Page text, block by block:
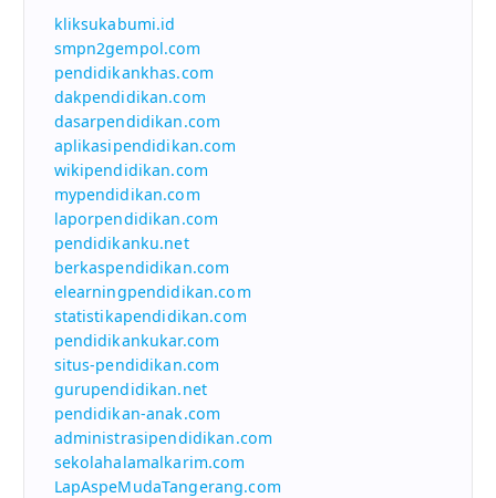
kliksukabumi.id
smpn2gempol.com
pendidikankhas.com
dakpendidikan.com
dasarpendidikan.com
aplikasipendidikan.com
wikipendidikan.com
mypendidikan.com
laporpendidikan.com
pendidikanku.net
berkaspendidikan.com
elearningpendidikan.com
statistikapendidikan.com
pendidikankukar.com
situs-pendidikan.com
gurupendidikan.net
pendidikan-anak.com
administrasipendidikan.com
sekolahalamalkarim.com
LapAspeMudaTangerang.com